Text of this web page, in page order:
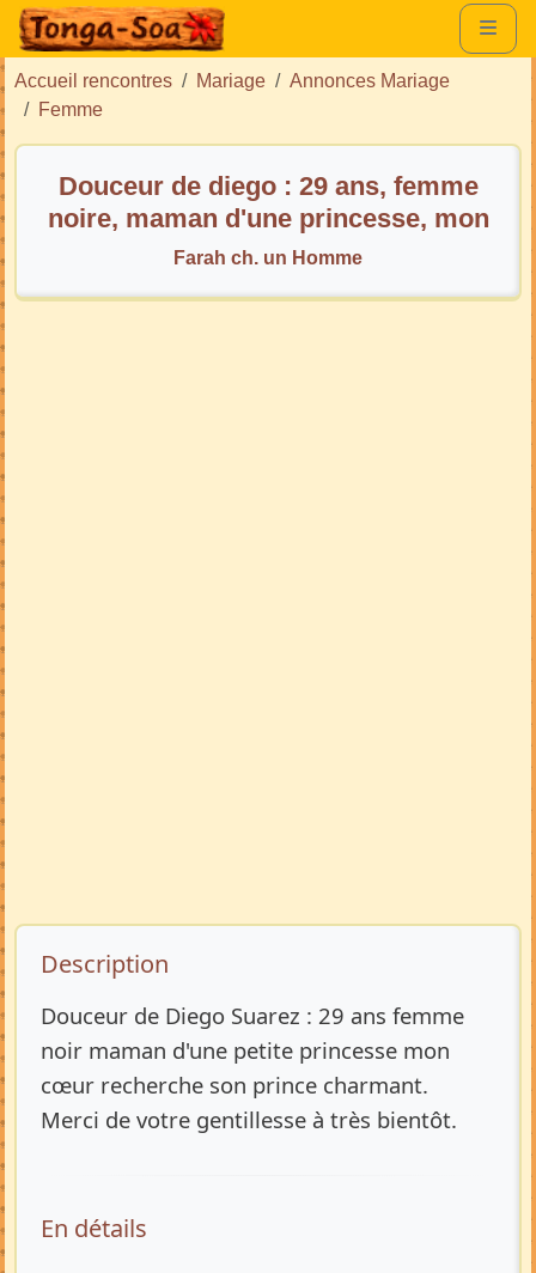
Accueil rencontres Mariage
Annonces Mariage
Femme
Douceur de diego : 29 ans, femme
noire, maman d'une princesse, mon
cœur cherche son prince.
Farah ch. un Homme
Description de l’annonce
Description
Douceur de Diego Suarez : 29 ans femme
noir maman d'une petite princesse mon
cœur recherche son prince charmant.
Merci de votre gentillesse à très bientôt.
En détails